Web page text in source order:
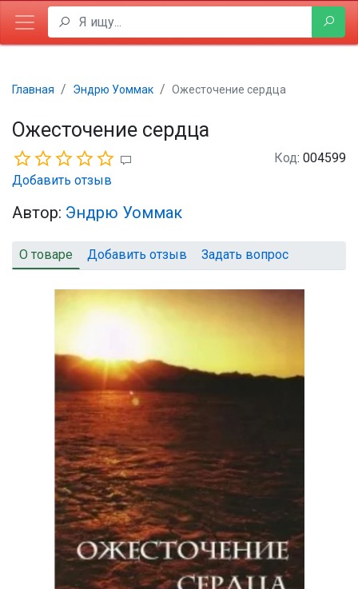
Главная Эндрю Уоммак Ожесточение сердца
Ожесточение сердца
Добавить отзыв
Код: 004599
Автор: Эндрю Уоммак
О товаре Добавить отзыв Задать вопрос